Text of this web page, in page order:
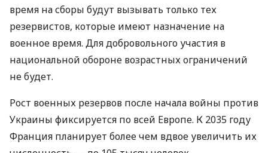
время на сборы будут вызывать только тех
резервистов, которые имеют назначение на
военное время. Для добровольного участия в
национальной обороне возрастных ограничений
не будет.
Рост военных резервов после начала войны против
Украины фиксируется по всей Европе. К 2035 году
Франция планирует более чем вдвое увеличить их